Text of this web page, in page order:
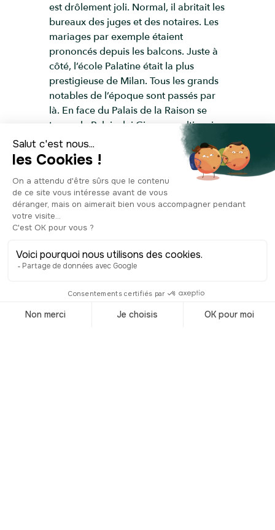
est drôlement joli. Normal, il abritait les
bureaux des juges et des notaires. Les
mariages par exemple étaient
prononcés depuis les balcons. Juste à
côté, l’école Palatine était la plus
prestigieuse de Milan. Tous les grands
notables de l’époque sont passés par
là. En face du Palais de la Raison se
trouve le Palais dei Giureconsulti, qui
appartient au siège du commerce et
qui accueille chaque année, la semaine
de la mode. Ça fait un paquet de beau
monde pour une seule place, et même
si elle n’a plus l’importance qu’elle avait
jadis, elle nous raconte toute une page
de l’histoire milanaise.